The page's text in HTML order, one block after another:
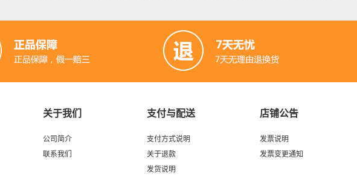
关于我们
公司简介
联系我们
支付与配送
支付方式说明
关于退款
发货说明
店铺公告
发票说明
发票变更通知